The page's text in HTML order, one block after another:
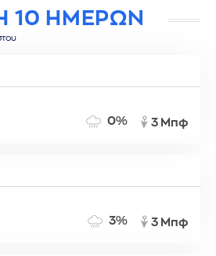
10 ΗΜΕΡΩΝ
0% 3 Μπφ
3% 3 Μπφ